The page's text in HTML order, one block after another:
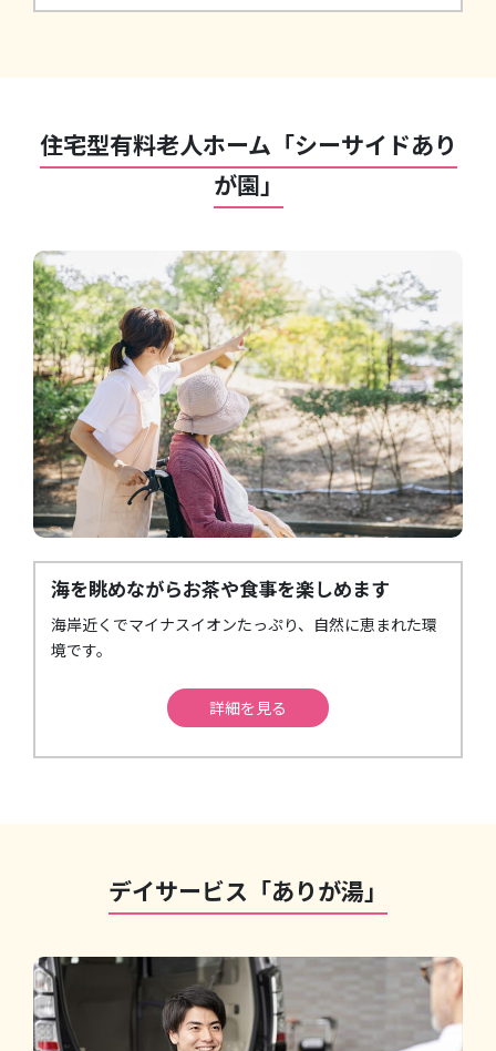
住宅型有料老人ホーム「シーサイドあり
が園」
海を眺めながらお茶や食事を楽しめます
海岸近くでマイナスイオンたっぷり、自然に恵まれた環
境です。
詳細を見る
デイサービス「ありが湯」